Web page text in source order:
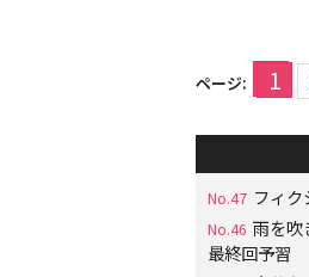
ページ: 1
No.47 フィ
No.46 雨を吹
最終回予習